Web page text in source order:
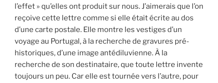
l’effet » qu’elles ont produit sur nous. J’aimerais que l’on
reçoive cette lettre comme si elle était écrite au dos
d’une carte postale. Elle montre les vestiges d’un
voyage au Portugal, à la recherche de gravures pré-
historiques, d’une image antédiluvienne. À la
recherche de son destinataire, que toute lettre invente
toujours un peu. Car elle est tournée vers l’autre, pour